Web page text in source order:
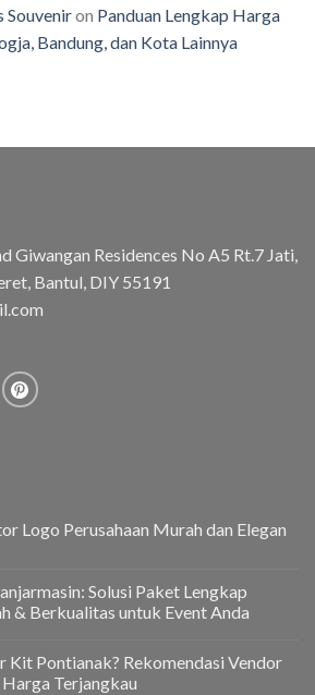
Souveniron Panduan Lengkap Harga
Bandung, dan Kota Lainnya
Giwangan Residences No A5 Rt.7 Jati,
Bantul, DIY 55191
Logo Perusahaan Murah dan Elegan
Solusi Paket Lengkap
& Berkualitas untuk Event Anda
Kit Pontianak? Rekomendasi Vendor
Terjangkau